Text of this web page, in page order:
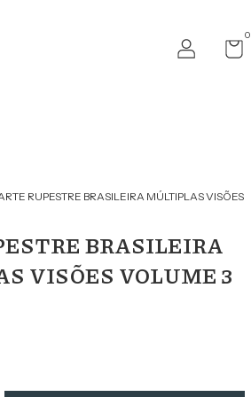
0
RUPESTRE BRASILEIRA MÚLTIPLAS VISÕES
BRASILEIRA
VISÕES VOLUME 3